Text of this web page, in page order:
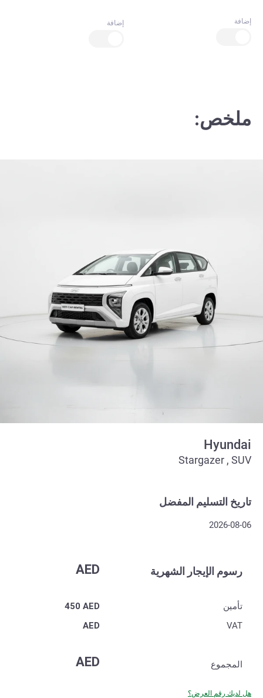
إضافة إضافة
ملخص:
Hyundai
Stargazer , SUV
تاريخ التسليم المفضل
2026-08-06
رسوم الإيجار الشهرية AED
تأمين 450 AED
VAT
AED
المجموع AED
هل لديك رقم العرض؟